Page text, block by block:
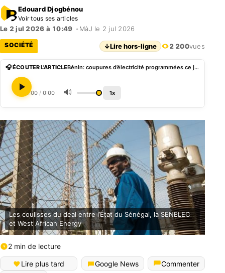
Edouard Djogbénou
Voir tous ses articles
Le 2 jul 2026 à 10:49 • MàJ le 2 jul 2026
SOCIÉTÉ ↓Lire hors-ligne 2 200vues
🎧 ÉCOUTER L'ARTICLE Bénin: coupures d’électricité programmées ce jeudi 2 juillet dans plusieurs départements
0:00 / 0:00 🔊 1x
Les coulisses du deal entre l’État du Sénégal, la SENELEC
et West African Energy
2 min de lecture
Lire plus tard Google News
Commenter